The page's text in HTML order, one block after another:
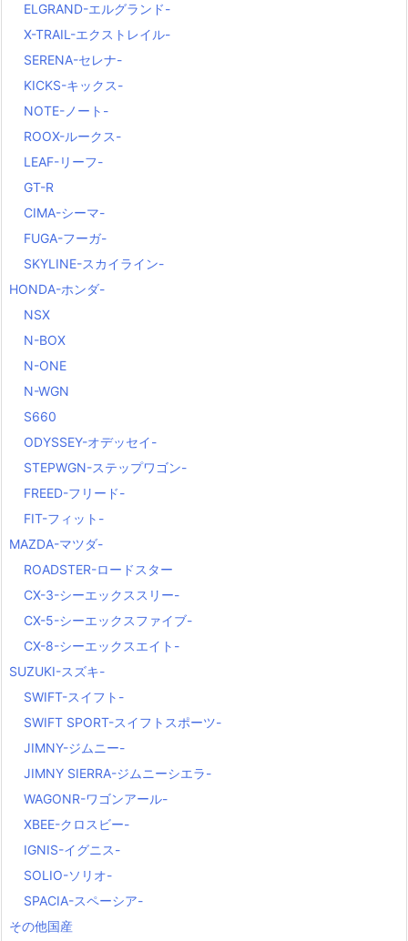
ELGRAND-エルグランド-
X-TRAIL-エクストレイル-
SERENA-セレナ-
KICKS-キックス-
NOTE-ノート-
ROOX-ルークス-
LEAF-リーフ-
GT-R
CIMA-シーマ-
FUGA-フーガ-
SKYLINE-スカイライン-
HONDA-ホンダ-
NSX
N-BOX
N-ONE
N-WGN
S660
ODYSSEY-オデッセイ-
STEPWGN-ステップワゴン-
FREED-フリード-
FIT-フィット-
MAZDA-マツダ-
ROADSTER-ロードスター
CX-3-シーエックススリー-
CX-5-シーエックスファイブ-
CX-8-シーエックスエイト-
SUZUKI-スズキ-
SWIFT-スイフト-
SWIFT SPORT-スイフトスポーツ-
JIMNY-ジムニー-
JIMNY SIERRA-ジムニーシエラ-
WAGONR-ワゴンアール-
XBEE-クロスビー-
IGNIS-イグニス-
SOLIO-ソリオ-
SPACIA-スペーシア-
その他国産